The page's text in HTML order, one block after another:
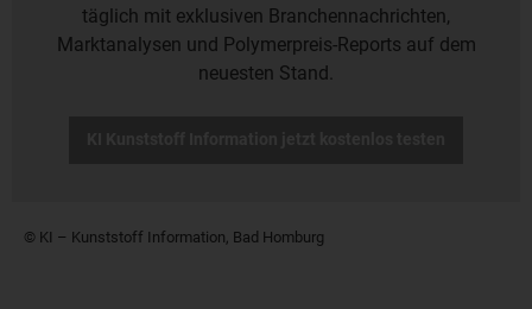
täglich mit exklusiven Branchennachrichten,
Marktanalysen und Polymerpreis-Reports auf dem
neuesten Stand.
© KI – Kunststoff Information, Bad Homburg